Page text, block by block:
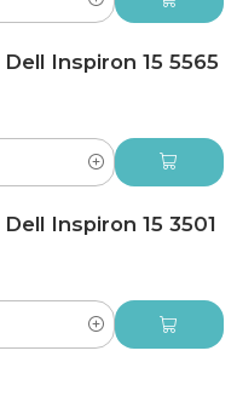
Inspiron 15 5565
Inspiron 15 3501